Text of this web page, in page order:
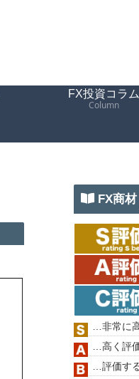
FX投資コラム
Column
FX商
…非常に
…高く評
…評価す